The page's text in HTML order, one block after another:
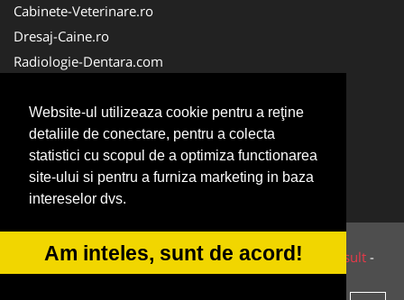
Website-ul utilizeaza cookie pentru a reţine
detaliile de conectare, pentru a colecta
statistici cu scopul de a optimiza functionarea
site-ului si pentru a furniza marketing in baza
intereselor dvs.
Am inteles, sunt de acord!
Cabinete-Veterinare.ro
Dresaj-Caine.ro
Radiologie-Dentara.com
Cabinet-Individual.ro
Medic-Bun.com
Oftalmologul.ro
Stomatologul.com
© 2014-2026 Powered byVilonMedia&Tokaido Consult -
ANPC SOL